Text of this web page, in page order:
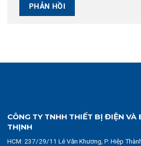
CÔNG TY TNHH THIẾT BỊ ĐIỆN VÀ
THỊNH
HCM: 237/29/11 Lê Văn Khương, P. Hiệp